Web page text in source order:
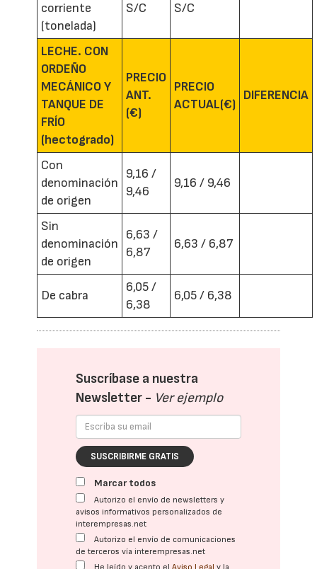
corriente
(tonelada)
S/C S/C
LECHE. CON
ORDEÑO
MECÁNICO Y
TANQUE DE
FRÍO
(hectogrado)
PRECIO
ANT.
(€)
PRECIO
ACTUAL(€)
DIFERENCIA
Con
denominación
de origen
9,16 /
9,46
9,16 / 9,46
Sin
denominación
de origen
6,63 /
6,87
6,63 / 6,87
De cabra
6,05 /
6,38
6,05 / 6,38
Suscríbase a nuestra
Newsletter - Ver ejemplo
SUSCRIBIRME GRATIS
Marcar todos
Autorizo el envío de newsletters y
avisos informativos personalizados de
interempresas.net
Autorizo el envío de comunicaciones
de terceros vía interempresas.net